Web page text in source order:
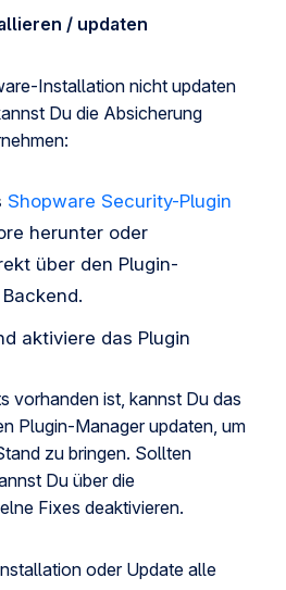
/ updaten
Installation nicht updaten
Du die Absicherung
Shopware Security-Plugin
herunter oder
über den Plugin-
aktiviere das Plugin
vorhanden ist, kannst Du das
Plugin-Manager updaten, um
zu bringen. Sollten
Du über die
Fixes deaktivieren.
oder Update alle